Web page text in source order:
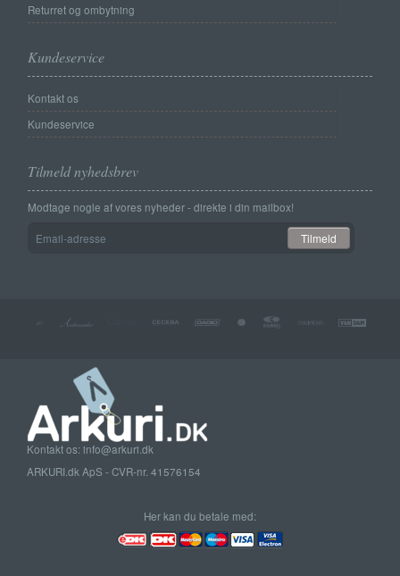
Returret og ombytning
Kundeservice
Kontakt os
Kundeservice
Tilmeld nyhedsbrev
Modtage nogle af vores nyheder - direkte i din mailbox!
adresse
Tilmeld
Kontakt os: info@arkuri.dk
ARKURI.dk ApS - CVR-nr. 41576154
Her kan du betale med: